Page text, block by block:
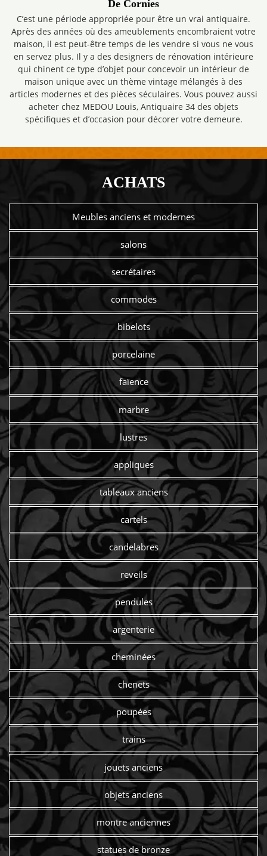
De Cornies
C’est une période appropriée pour être un vrai antiquaire.
Après des années où des ameublements encombraient votre
maison, il est peut-être temps de les vendre si vous ne vous
en servez plus. Il y a des designers de rénovation intérieure
qui chinent ce type d’objet pour concevoir un intérieur de
maison unique avec un thème vintage mélangés à des
articles modernes et des pièces séculaires. Vous pouvez aussi
acheter chez MEDOU Louis, Antiquaire 34 des objets
spécifiques et d’occasion pour décorer votre demeure.
ACHATS
Meubles anciens et modernes
salons
secrétaires
commodes
bibelots
porcelaine
faïence
marbre
lustres
appliques
tableaux anciens
cartels
candelabres
reveils
pendules
argenterie
cheminées
chenets
poupées
trains
jouets anciens
objets anciens
montre anciennes
statues de bronze